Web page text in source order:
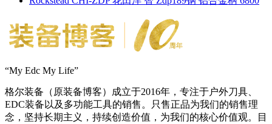
“My Edc My Life”
格尔装备（原装备博客）成立于2016年，专注于户外刀具、
EDC装备以及多功能工具的销售。只售正品为我们的销售理
念，坚持长期主义，持续创造价值，为我们的核心价值观。目